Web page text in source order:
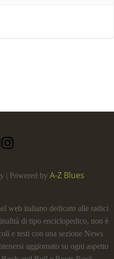
| Powered by A-Z Blues
web italiano dedicato alle radici
di tipo enciclopedico, non è
e testi con una sezione News
aggiornato su ogni aspetto